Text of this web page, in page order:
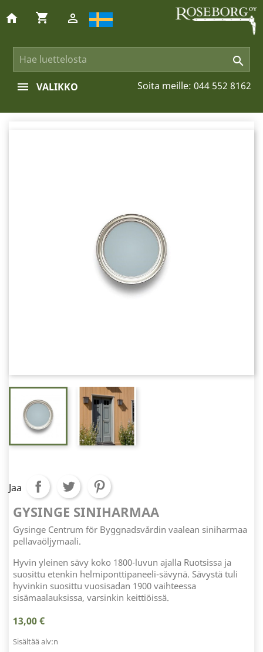

home shopping_cart 
Soita meille: 044 552 8162
VALIKKO
Jaa
GYSINGE SINIHARMAA
Gysinge Centrum för Byggnadsvårdin vaalean siniharmaa
pellavaöljymaali.
Hyvin yleinen sävy koko 1800-luvun ajalla Ruotsissa ja
suosittu etenkin helmiponttipaneeli-sävynä. Sävystä tuli
hyvinkin suosittu vuosisadan 1900 vaihteessa
sisämaalauksissa, varsinkin keittiöissä.
13,00 €
Sisältää alv:n